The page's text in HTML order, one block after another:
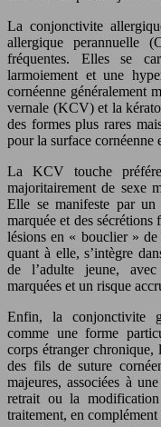
La conjonctivite
allergique perannuelle
fréquentes. Elles se
larmoiement et une
cornéenne généralement
vernale (KCV) et la
des formes plus rares
pour la surface cornéenne
La KCV touche
majoritairement de sexe
Elle se manifeste par un
marquée et des sécrétions
lésions en « bouclier »
quant à elle, s’intègre
de l’adulte jeune, avec
marquées et un risque
Enfin, la conjonctivite
comme une forme
corps étranger chronique,
des fils de suture
majeures, associées à
retrait ou la
traitement, en